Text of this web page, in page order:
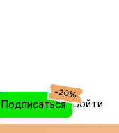
Подписаться
-20%
Войти